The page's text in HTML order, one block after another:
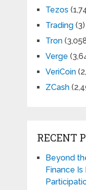
Tezos
Trading(3)
Tron
Verge
VeriCoin
ZCash
RECENT
Beyond
Finance